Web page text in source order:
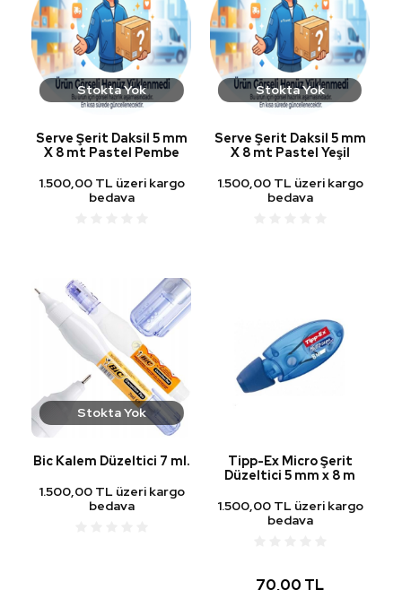
Stokta Yok
Serve Şerit Daksil 5 mm
X 8 mt Pastel Pembe
1.500,00 TL üzeri kargo
bedava
Stokta Yok
Serve Şerit Daksil 5 mm
X 8 mt Pastel Yeşil
1.500,00 TL üzeri kargo
bedava
Stokta Yok
Bic Kalem Düzeltici 7 ml.
1.500,00 TL üzeri kargo
bedava
Tipp-Ex Micro Şerit
Düzeltici 5 mm x 8 m
1.500,00 TL üzeri kargo
bedava
70,00 TL